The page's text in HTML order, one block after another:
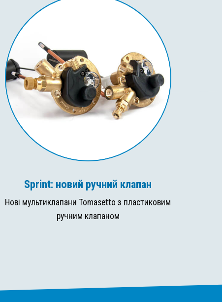
Sprint: новий ручний клапан
Нові мультиклапани Tomasetto з пластиковим
ручним клапаном